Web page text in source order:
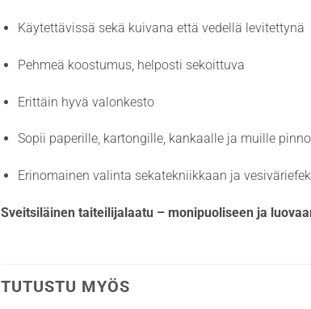
Käytettävissä sekä kuivana että vedellä levitettynä
Pehmeä koostumus, helposti sekoittuva
Erittäin hyvä valonkesto
Sopii paperille, kartongille, kankaalle ja muille
Erinomainen valinta sekatekniikkaan ja
Sveitsiläinen taiteilijalaatu – monipuoliseen ja
TUTUSTU MYÖS